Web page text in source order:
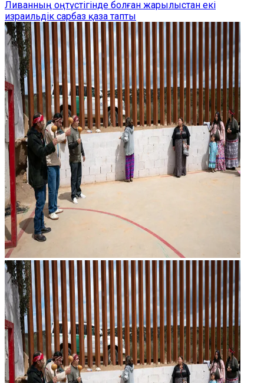
Ливанның оңтүстігінде болған жарылыстан екі
израильдік сарбаз қаза тапты